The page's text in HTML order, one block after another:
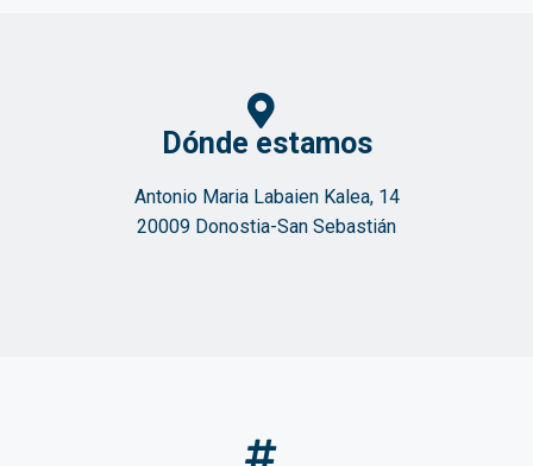
Dónde estamos
Antonio Maria Labaien Kalea, 14
20009 Donostia-San Sebastián